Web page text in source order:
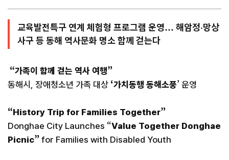
교육발전특구 연계 체험형 프로그램 운영… 해암정·망상
사구 등 동해 역사문화 명소 함께 걷는다
“가족이 함께 걷는 역사 여행”
동해시, 장애청소년 가족 대상 ‘가치동행 동해소풍’ 운영
“History Trip for Families Together”
Donghae City Launches “Value Together Donghae
Picnic” for Families with Disabled Youth